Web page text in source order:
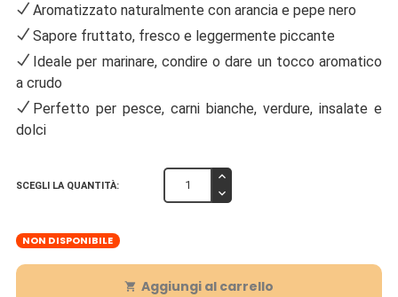
Aromatizzato naturalmente con arancia e pepe nero
Sapore fruttato, fresco e leggermente piccante
Ideale per marinare, condire o dare un tocco aromatico
a crudo
Perfetto per pesce, carni bianche, verdure, insalate e
dolci
SCEGLI LA QUANTITÀ:
NON DISPONIBILE
 Aggiungi al carrello